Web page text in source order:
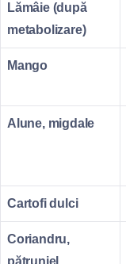
Lămâie (după
metabolizare)
Mango
Alune, migdale
Cartofi dulci
Coriandru,
pătrunjel